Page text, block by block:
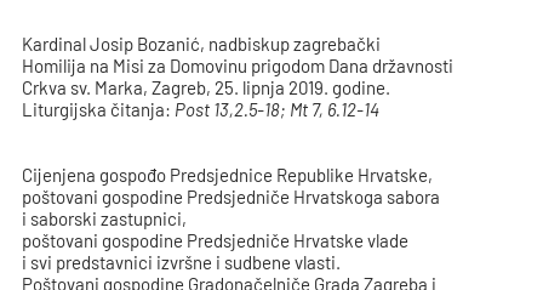
Kardinal Josip Bozanić, nadbiskup zagrebački
Homilija na Misi za Domovinu prigodom Dana državnosti
Crkva sv. Marka, Zagreb, 25. lipnja 2019. godine.
Liturgijska čitanja: Post 13,2.5-18; Mt 7, 6.12-14
Cijenjena gospođo Predsjednice Republike Hrvatske,
poštovani gospodine Predsjedniče Hrvatskoga sabora
i saborski zastupnici,
poštovani gospodine Predsjedniče Hrvatske vlade
i svi predstavnici izvršne i sudbene vlasti.
Poštovani gospodine Gradonačelniče Grada Zagreba i